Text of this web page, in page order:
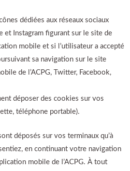
dédiées aux réseaux sociaux
et Instagram figurant sur le site de
mobile et si l’utilisateur a accepté
sa navigation sur le site
de l’ACPG, Twitter, Facebook,
déposer des cookies sur vos
téléphone portable).
déposés sur vos terminaux qu’à
en continuant votre navigation
mobile de l’ACPG. À tout